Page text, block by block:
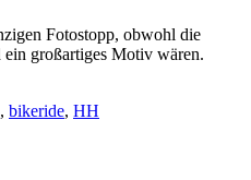
Fotostopp, obwohl die
großartiges Motiv wären.
, bikeride, HH